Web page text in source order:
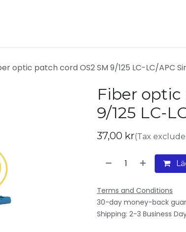
optic patch cord OS2 SM 9/125 LC-LC/APC
Fiber optic
9/125 LC-
37,00 kr(Tax
Terms and Conditions
30-day money-back
Shipping: 2-3 Business